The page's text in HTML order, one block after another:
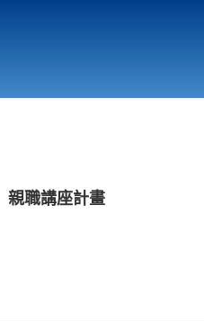
親職講座計畫